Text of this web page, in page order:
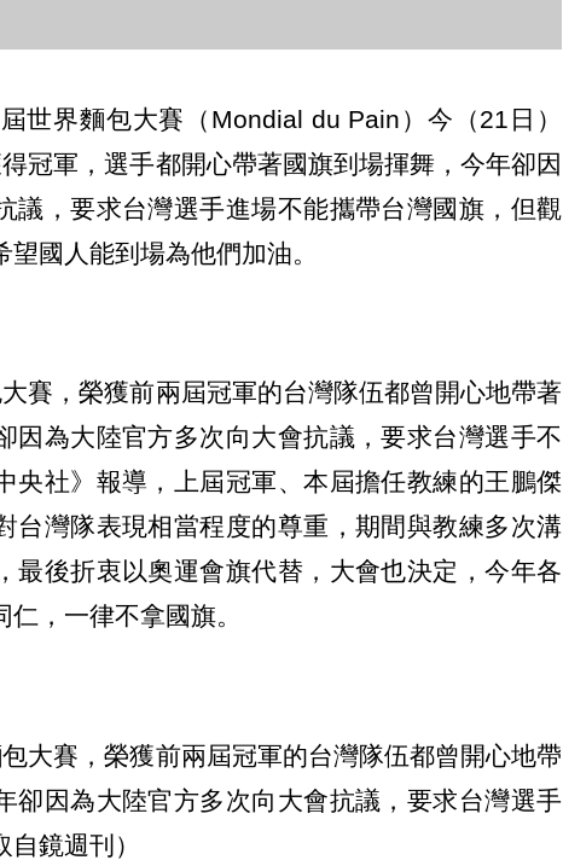
世界麵包大賽（Mondial du Pain）今（21日）
冠軍，選手都開心帶著國旗到場揮舞，今年卻因
議，要求台灣選手進場不能攜帶台灣國旗，但觀
國人能到場為他們加油。
賽，榮獲前兩屆冠軍的台灣隊伍都曾開心地帶著
因為大陸官方多次向大會抗議，要求台灣選手不
央社》報導，上屆冠軍、本屆擔任教練的王鵬傑
台灣隊表現相當程度的尊重，期間與教練多次溝
最後折衷以奧運會旗代替，大會也決定，今年各
，一律不拿國旗。
大賽，榮獲前兩屆冠軍的台灣隊伍都曾開心地帶
卻因為大陸官方多次向大會抗議，要求台灣選手
鏡週刊）